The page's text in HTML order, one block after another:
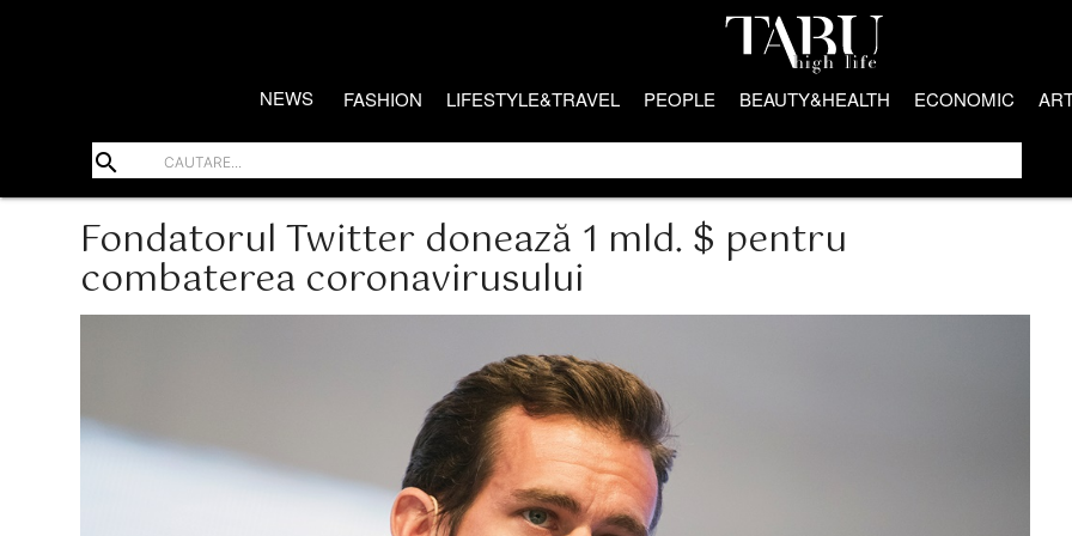
NEWS FASHION LIFESTYLE&TRAVEL PEOPLE BEAUTY&HEALTH ECONOMIC
search
Fondatorul Twitter donează 1 mld. $ pentru
combaterea coronavirusului